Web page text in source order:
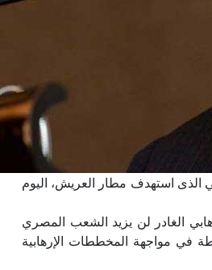
الذى استهدف مطار العريش، اليوم
الغادر لن يزيد الشعب المصري
في مواجهة المخططات الإرهابية